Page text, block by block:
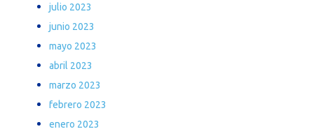
julio 2023
junio 2023
mayo 2023
abril 2023
marzo 2023
febrero 2023
enero 2023